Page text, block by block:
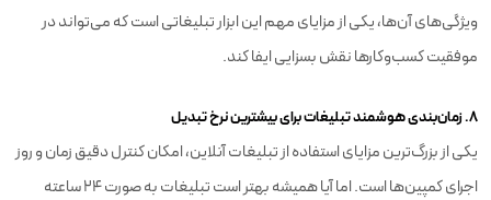
ویژگی‌های آن‌ها، یکی از مزایای مهم این ابزار تبلیغاتی است که می‌تواند در
موفقیت کسب‌وکارها نقش بسزایی ایفا کند.
۸. زمان‌بندی هوشمند تبلیغات برای بیشترین نرخ تبدیل
یکی از بزرگ‌ترین مزایای استفاده از تبلیغات آنلاین، امکان کنترل دقیق زمان و روز
اجرای کمپین‌ها است. اما آیا همیشه بهتر است تبلیغات به صورت ۲۴ ساعته